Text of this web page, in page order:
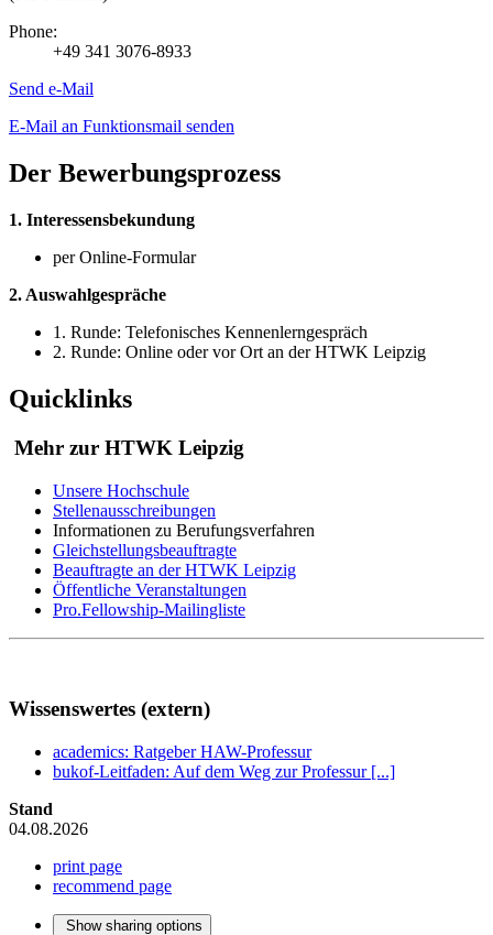
Phone:
+49 341 3076-8933
Send e-Mail
E-Mail an Funktionsmail senden
Der Bewerbungsprozess
1. Interessensbekundung
per Online-Formular
2. Auswahlgespräche
1. Runde: Telefonisches Kennenlerngespräch
2. Runde: Online oder vor Ort an der HTWK Leipzig
Quicklinks
Mehr zur HTWK Leipzig
Unsere Hochschule
Stellenausschreibungen
Informationen zu Berufungsverfahren
Gleichstellungsbeauftragte
Beauftragte an der HTWK Leipzig
Öffentliche Veranstaltungen
Pro.Fellowship-Mailingliste
Wissenswertes (extern)
academics: Ratgeber HAW-Professur
bukof-Leitfaden: Auf dem Weg zur Professur [...]
Stand
04.08.2026
print page
recommend page
Show sharing options